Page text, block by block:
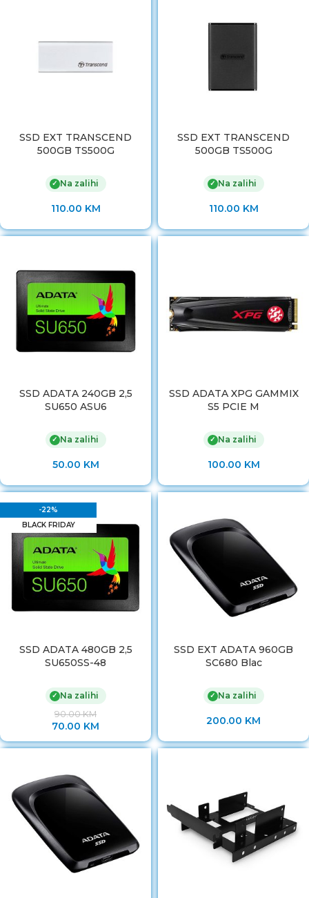
SSD EXT TRANSCEND
500GB TS500G
✓ Na zalihi
110.00 KM
SSD EXT TRANSCEND
500GB TS500G
✓ Na zalihi
110.00 KM
SSD ADATA 240GB 2,5
SU650 ASU6
✓ Na zalihi
50.00 KM
SSD ADATA XPG GAMMIX
S5 PCIE M
✓ Na zalihi
100.00 KM
-22%
BLACK FRIDAY
SSD ADATA 480GB 2,5
SU650SS-48
✓ Na zalihi
90.00KM
70.00 KM
SSD EXT ADATA 960GB
SC680 Blac
✓ Na zalihi
200.00 KM